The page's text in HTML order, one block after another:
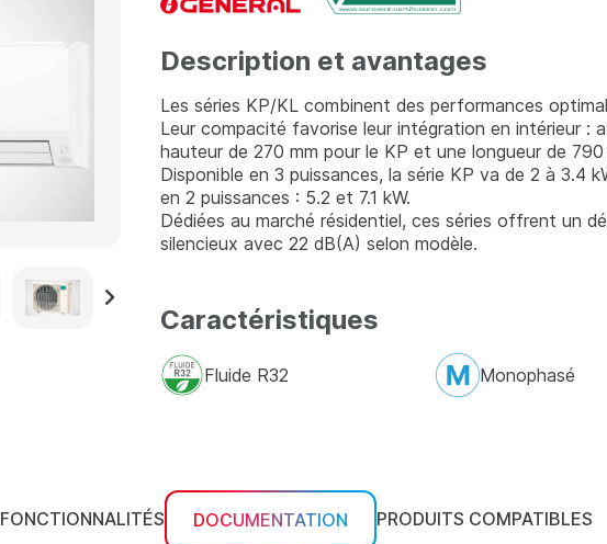
Description et avantages
Les séries KP/KL combinent des performances
Leur compacité favorise leur intégration en intérieur :
hauteur de 270 mm pour le KP et une longueur de
Disponible en 3 puissances, la série KP va de 2 à 3.4
en 2 puissances : 5.2 et 7.1 kW.
Dédiées au marché résidentiel, ces séries offrent un
silencieux avec 22 dB(A) selon modèle.
Caractéristiques
Fluide R32 Monophasé
FONCTIONNALITÉS DOCUMENTATION PRODUITS COMPATIBLES